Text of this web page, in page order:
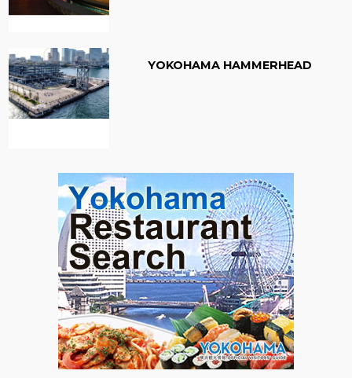
YOKOHAMA HAMMERHEAD